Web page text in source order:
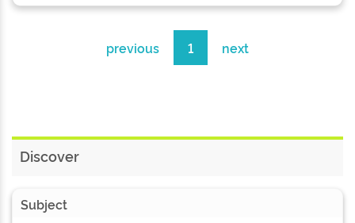
previous 1 next
Discover
Subject